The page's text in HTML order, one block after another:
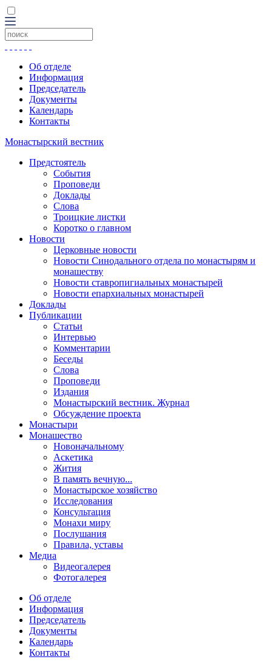
Об отделе
Информация
Председатель
Документы
Календарь
Контакты
Монастырский вестник
Предстоятель
События
Проповеди
Доклады
Слова
Троицкие листки
Коротко о главном
Новости
Церковные новости
Новости Синодального отдела по монастырям и
монашеству
Новости ставропигиальных монастырей
Новости епархиальных монастырей
Доклады
Публикации
Статьи
Интервью
Комментарии
Беседы
Слова
Проповеди
Издания
Монастырский вестник. Журнал
Обсуждение проекта
Монастыри
Монашество
Новоначальному
Аскетика
Жития
В память вечную...
Монастырское хозяйство
Исследования
Консультация
Монахи миру
Послушания
Правила, уставы
Медиа
Видеогалерея
Фотогалерея
Об отделе
Информация
Председатель
Документы
Календарь
Контакты